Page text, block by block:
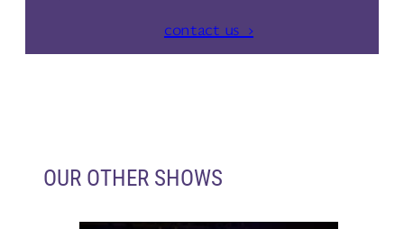
contact us ›
OUR OTHER SHOWS